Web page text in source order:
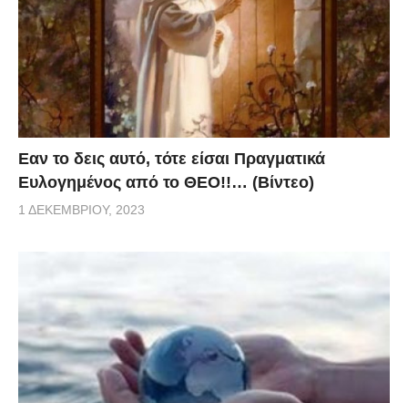
Eαν το δεις αυτό, τότε είσαι Πραγματικά
Ευλογημένος από το ΘΕΟ!!… (Βίντεο)
1 ΔΕΚΕΜΒΡΊΟΥ, 2023